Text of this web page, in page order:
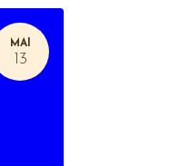
MAI
13